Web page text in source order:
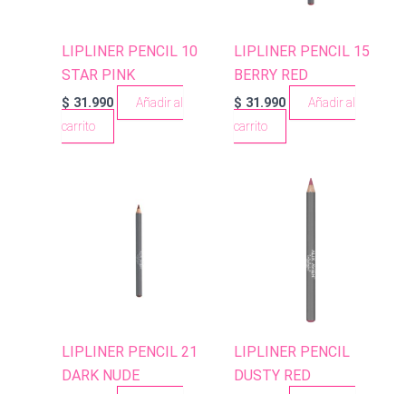
LIPLINER PENCIL 10
STAR PINK
$ 31.990
Añadir al
carrito
LIPLINER PENCIL 15
BERRY RED
$ 31.990
Añadir al
carrito
LIPLINER PENCIL 21
DARK NUDE
LIPLINER PENCIL
DUSTY RED